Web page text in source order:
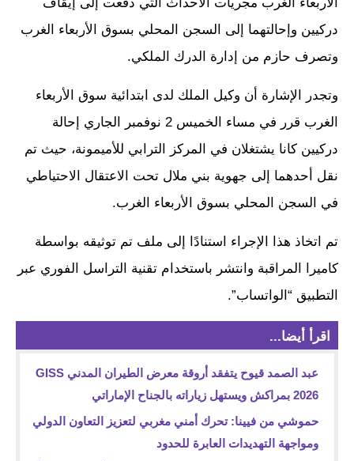
دركيين وإحالتهما إلى السجن المحلي بسوق الأربعاء الغرب
وتصرف حازم من إدارة الدرك الملكي.
وتجدر الإشارة أن وكيل الملك لدى ابتدائية سوق الأربعاء
الغرب قرر في مساء الخميس 2 نوفمبر الجاري إحالة
دركيين كانا يشتغلان في المركز الترابي للأميمونة، حيث تم
نقل أحدهما إلى جهوية بني ملال تحت الاعتقال الاحتياطي
في السجن المحلي بسوق الأربعاء الغرب.
تم اتخاذ هذا الإجراء استنادًا إلى ملف تم توثيقه بواسطة
كاميرا المراقبة وانتشر باستخدام تقنية التراسل الفوري عبر
التطبيق “الواتساب”.
اقرأ أيضا...
عبد الصمد قيوح يتفقد أروقة معرض الطيران المدني GISS
2026 بمراكش ويستهل زياراته بالجناح الإماراتي
حموشي من فيينا: تحرك أمني مغربي لتعزيز التعاون الدولي
ومواجهة التهديدات العابرة للحدود